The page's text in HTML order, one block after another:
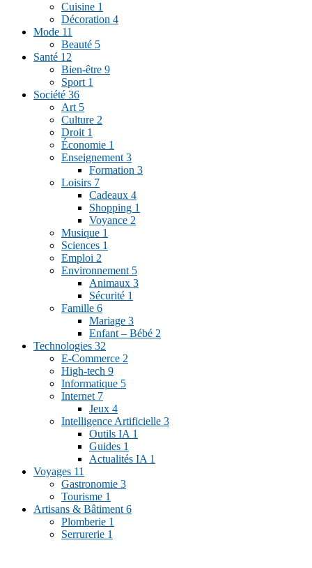
Cuisine 1
Décoration 4
Mode 11
Beauté 5
Santé 12
Bien-être 9
Sport 1
Société 36
Art 5
Culture 2
Droit 1
Économie 1
Enseignement 3
Formation 3
Loisirs 7
Cadeaux 4
Shopping 1
Voyance 2
Musique 1
Sciences 1
Emploi 2
Environnement 5
Animaux 3
Sécurité 1
Famille 6
Mariage 3
Enfant – Bébé 2
Technologies 32
E-Commerce 2
High-tech 9
Informatique 5
Internet 7
Jeux 4
Intelligence Artificielle 3
Outils IA 1
Guides 1
Actualités IA 1
Voyages 11
Gastronomie 3
Tourisme 1
Artisans & Bâtiment 6
Plomberie 1
Serrurerie 1